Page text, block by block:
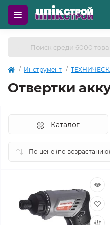
Инструмент
Отвертки
Каталог